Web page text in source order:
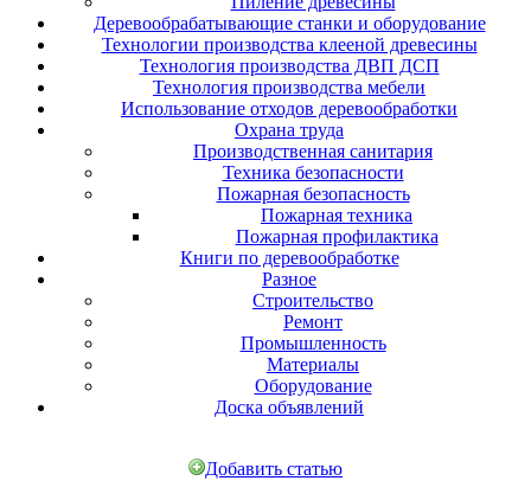
Деревообрабатывающие станки и оборудование
Технологии производства клееной древесины
Технология производства ДВП ДСП
Технология производства мебели
Использование отходов деревообработки
Охрана труда
Производственная санитария
Техника безопасности
Пожарная безопасность
Пожарная техника
Пожарная профилактика
Книги по деревообработке
Разное
Строительство
Ремонт
Промышленность
Материалы
Оборудование
Доска объявлений
Добавить статью